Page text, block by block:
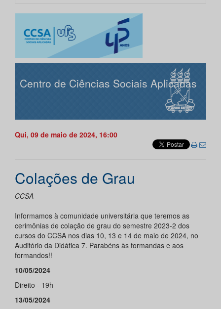
Centro de Ciências Sociais Aplicadas
Qui, 09 de maio de 2024, 16:00
Colações de Grau
CCSA
Informamos à comunidade universitária que teremos as
cerimônias de colação de grau do semestre 2023-2 dos
cursos do CCSA nos dias 10, 13 e 14 de maio de 2024, no
Auditório da Didática 7. Parabéns às formandas e aos
formandos!!
10/05/2024
Direito - 19h
13/05/2024